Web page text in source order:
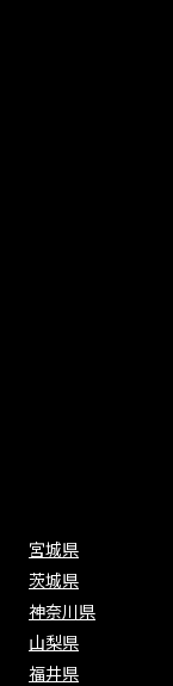
宮城県
茨城県
神奈川県
山梨県
福井県